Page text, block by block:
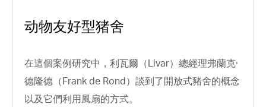
动物友好型猪舍
在這個案例研究中，利瓦爾（Livar）總經理弗蘭克·
德隆德（Frank de Rond）談到了開放式豬舍的概念
以及它們利用風扇的方式。